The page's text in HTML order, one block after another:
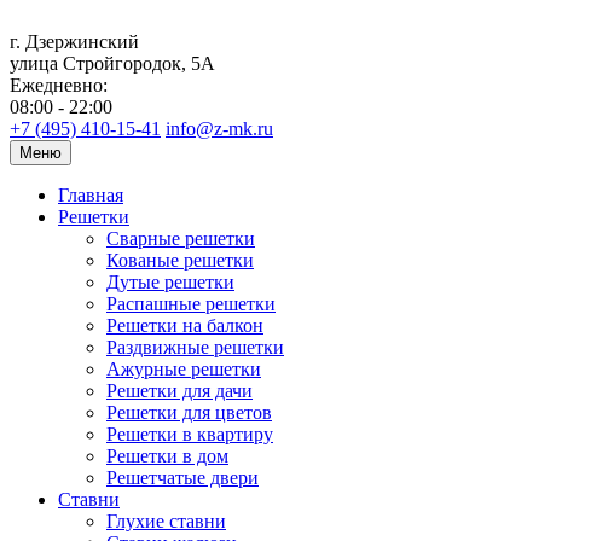
г. Дзержинский
улица Стройгородок, 5А
Ежедневно:
08:00 - 22:00
+7 (495) 410-15-41 info@z-mk.ru
Меню
Главная
Решетки
Сварные решетки
Кованые решетки
Дутые решетки
Распашные решетки
Решетки на балкон
Раздвижные решетки
Ажурные решетки
Решетки для дачи
Решетки для цветов
Решетки в квартиру
Решетки в дом
Решетчатые двери
Ставни
Глухие ставни